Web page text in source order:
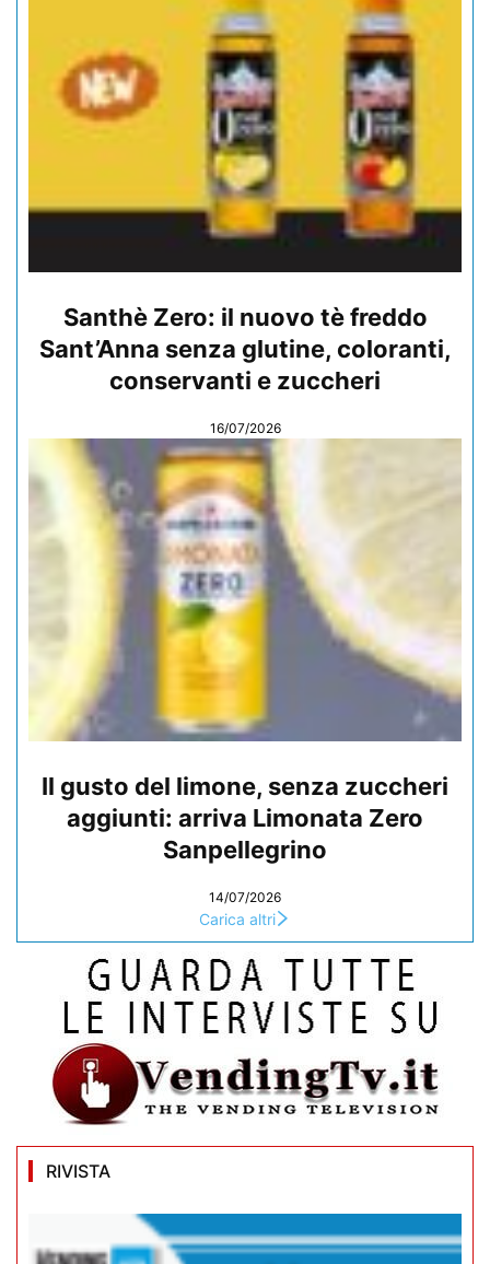
Santhè Zero: il nuovo tè freddo
Sant’Anna senza glutine, coloranti,
conservanti e zuccheri
16/07/2026
Il gusto del limone, senza zuccheri
aggiunti: arriva Limonata Zero
Sanpellegrino
14/07/2026
Carica altri
RIVISTA